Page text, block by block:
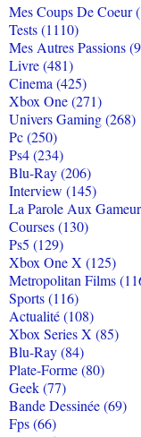
Mes Coups De Coeur
Tests (1110)
Mes Autres Passions
Livre (481)
Cinema (425)
Xbox One (271)
Univers Gaming (268)
Pc (250)
Ps4 (234)
Blu-Ray (206)
Interview (145)
La Parole Aux
Courses (130)
Ps5 (129)
Xbox One X (125)
Metropolitan Films
Sports (116)
Actualité (108)
Xbox Series X (85)
Blu-Ray (84)
Plate-Forme (80)
Geek (77)
Bande Dessinée (69)
Fps (66)